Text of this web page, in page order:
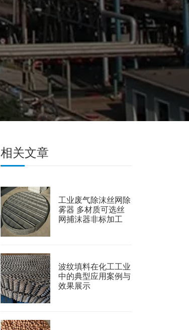
相关文章
工业废气除沫丝网除
雾器 多材质可选丝
网捕沫器非标加工
波纹填料在化工工业
中的典型应用案例与
效果展示